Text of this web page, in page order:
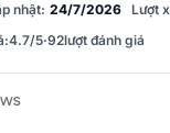
nhật: 24/7/2026 Lượt
:4.7/5·92lượt đánh giá